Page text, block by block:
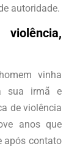
autoridade.
vinha
sua irmã e
de violência
anos que
após contato